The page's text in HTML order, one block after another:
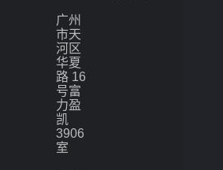
广州
市天
河区
华夏
路 16
号富
力盈
凯
3906
室